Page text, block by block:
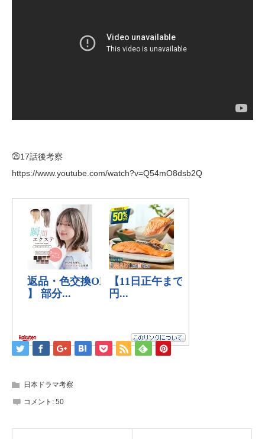
㉕17話後考察
https://www.youtube.com/watch?v=Q54mO8dsb2Q
日本ドラマ考察
コメント: 50